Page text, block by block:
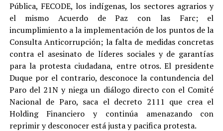
Pública, FECODE, los indígenas, los sectores agrarios y
el mismo Acuerdo de Paz con las Farc; el
incumplimiento a la implementación de los puntos de la
Consulta Anticorrupción; la falta de medidas concretas
contra el asesinato de líderes sociales y de garantías
para la protesta ciudadana, entre otros. El presidente
Duque por el contrario, desconoce la contundencia del
Paro del 21N y niega un diálogo directo con el Comité
Nacional de Paro, saca el decreto 2111 que crea el
Holding Financiero y continúa amenazando con
reprimir y desconocer está justa y pacifica protesta.